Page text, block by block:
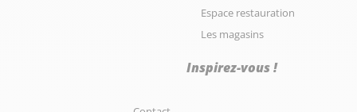
Espace restauration
Les magasins
Inspirez-vous !